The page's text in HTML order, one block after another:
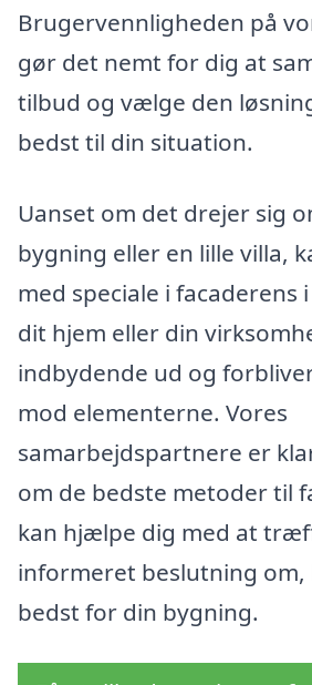
Brugervennligheden på
gør det nemt for dig at
tilbud og vælge den
bedst til din situation.
Uanset om det drejer sig
bygning eller en lille villa,
med speciale i facaderens
dit hjem eller din
indbydende ud og
mod elementerne. Vores
samarbejdspartnere er
om de bedste metoder til
kan hjælpe dig med at
informeret beslutning om,
bedst for din bygning.